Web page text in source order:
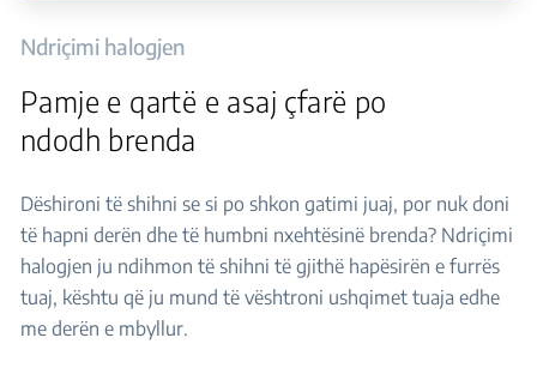
Ndriçimi halogjen
Pamje e qartë e asaj çfarë po
ndodh brenda
Dëshironi të shihni se si po shkon gatimi juaj, por nuk doni
të hapni derën dhe të humbni nxehtësinë brenda? Ndriçimi
halogjen ju ndihmon të shihni të gjithë hapësirën e furrës
tuaj, kështu që ju mund të vështroni ushqimet tuaja edhe
me derën e mbyllur.